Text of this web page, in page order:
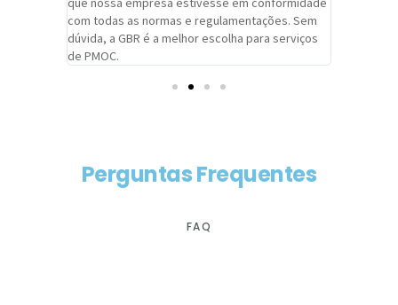
com todas as normas e regulamentações. Sem
dúvida, a GBR é a melhor escolha para serviços
de PMOC.
Perguntas Frequentes
FAQ